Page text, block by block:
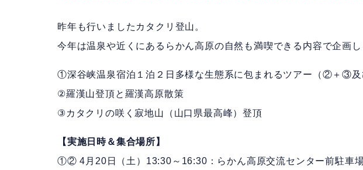
昨年も行いましたカタクリ登山。
今年は温泉や近くにあるらかん高原の自然も満喫できる内容で企画し
①深谷峡温泉宿泊１泊２日多様な生態系に包まれるツアー（②＋③及
②羅漢山登頂と羅漢高原散策
③カタクリの咲く寂地山（山口県最高峰）登頂
【実施日時＆集合場所】
①② 4月20日（土）13:30～16:30：らかん高原交流センター前駐車